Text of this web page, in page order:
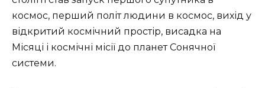
космос, перший політ людини в космос, вихід у
відкритий космічний простір, висадка на
Місяці і космічні місії до планет Сонячної
системи.